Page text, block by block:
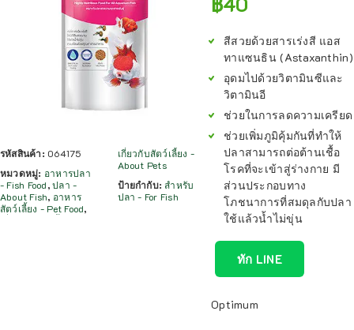
รหัสสินค้า: 064175
หมวดหมู่: อาหารปลา
- Fish Food,ปลา -
About Fish, อาหาร
สัตว์เลี้ยง - Pet Food,
เกี่ยวกับสัตว์เลี้ยง -
About Pets
ป้ายกำกับ:สำหรับ
ปลา - For Fish
สีสวยด้วยสารเร่งสี แอส
ทาแซนธิน (Astaxanthin)
อุดมไปด้วยวิตามินซีและ
วิตามินอี
ช่วยในการลดความเครียด
ช่วยเพิ่มภูมิคุ้มกันที่ทำให้
ปลาสามารถต่อต้านเชื้อ
โรคที่จะเข้าสู่ร่างกาย มี
ส่วนประกอบทาง
โภชนาการที่สมดุลกับปลา
ใช้แล้วน้ำไม่ขุ่น
ทัก LINE
Optimum